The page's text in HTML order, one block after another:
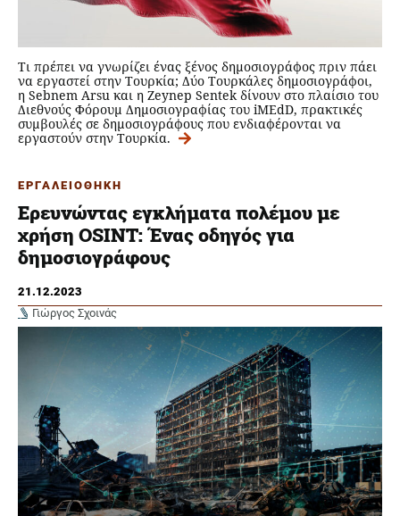
Τι πρέπει να γνωρίζει ένας ξένος δημοσιογράφος πριν πάει
να εργαστεί στην Τουρκία; Δύο Τουρκάλες δημοσιογράφοι,
η Sebnem Arsu και η Zeynep Sentek δίνουν στο πλαίσιο του
Διεθνούς Φόρουμ Δημοσιογραφίας του iMEdD, πρακτικές
συμβουλές σε δημοσιογράφους που ενδιαφέρονται να
εργαστούν στην Τουρκία.
ΕΡΓΑΛΕΙΟΘΗΚΗ
Ερευνώντας εγκλήματα πολέμου με
χρήση OSINT: Ένας οδηγός για
δημοσιογράφους
21.12.2023
Γιώργος Σχοινάς